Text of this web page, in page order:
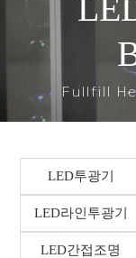
Fullfill
LED투광기
LED라인투광기
LED간접조명